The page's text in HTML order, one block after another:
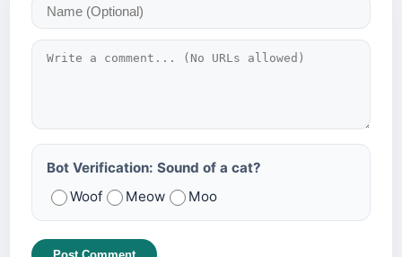
Bot Verification: Sound of a cat?
Woof
Meow Moo